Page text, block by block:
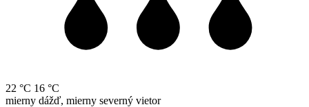
22 °C 16 °C
mierny dážď, mierny severný vietor